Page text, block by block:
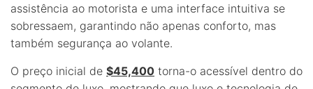
assistência ao motorista e uma interface intuitiva se
sobressaem, garantindo não apenas conforto, mas
também segurança ao volante.
O preço inicial de $45,400 torna-o acessível dentro do